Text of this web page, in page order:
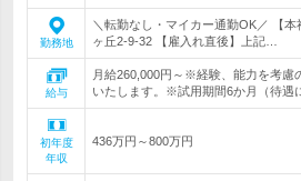
勤務地
＼転勤なし・マイカー通勤OK／ 【
ヶ丘2-9-32 【雇入れ直後】上記…
給与
月給260,000円～※経験、能力を考慮
いたします。※試用期間6か月（待遇
初年度
年収
436万円～800万円